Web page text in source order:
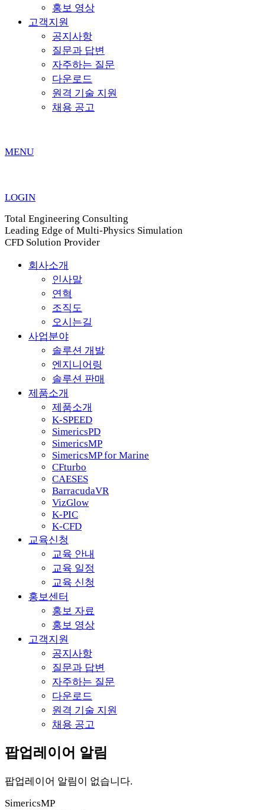
홍보 영상
고객지원
공지사항
질문과 답변
자주하는 질문
다운로드
원격 기술 지원
채용 공고
MENU
LOGIN
Total Engineering Consulting
Leading Edge of Multi-Physics Simulation
CFD Solution Provider
회사소개
인사말
연혁
조직도
오시는길
사업분야
솔루션 개발
엔지니어링
솔루션 판매
제품소개
제품소개
K-SPEED
SimericsPD
SimericsMP
SimericsMP for Marine
CFturbo
CAESES
BarracudaVR
VizGlow
K-PIC
K-CFD
교육신청
교육 안내
교육 일정
교육 신청
홍보센터
홍보 자료
홍보 영상
고객지원
공지사항
질문과 답변
자주하는 질문
다운로드
원격 기술 지원
채용 공고
팝업레이어 알림
팝업레이어 알림이 없습니다.
SimericsMP